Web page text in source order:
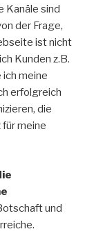
Kanäle sind
der Frage,
ist nicht
Kunden z.B.
ich meine
erfolgreich
die
meine
und